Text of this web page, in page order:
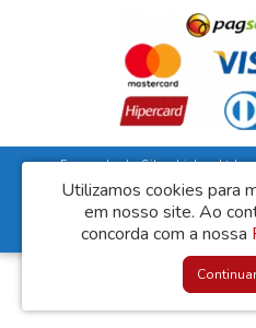
Fernanda da Silva Lisboa Ltda
Rua Duarte Guimarães, 135 -
Lisboa
Desenvolvido
Utilizamos cookies para
em nosso site. Ao
concorda com a nossa